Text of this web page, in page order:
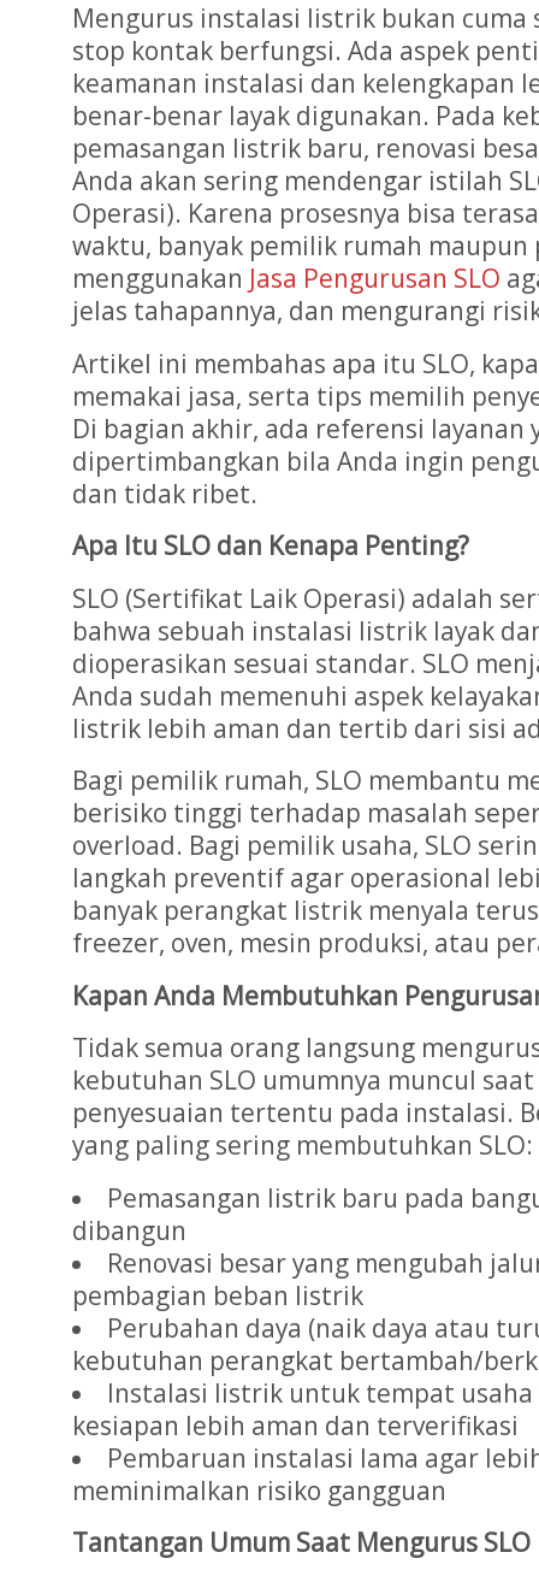
Mengurus instalasi listrik bukan cuma
stop kontak berfungsi. Ada aspek
keamanan instalasi dan kelengkapan
benar-benar layak digunakan. Pada
pemasangan listrik baru, renovasi
Anda akan sering mendengar istilah
Operasi). Karena prosesnya bisa
waktu, banyak pemilik rumah
menggunakan Jasa Pengurusan SLO
jelas tahapannya, dan mengurangi
Artikel ini membahas apa itu SLO,
memakai jasa, serta tips memilih
Di bagian akhir, ada referensi layanan
dipertimbangkan bila Anda ingin
dan tidak ribet.
Apa Itu SLO dan Kenapa Penting?
SLO (Sertifikat Laik Operasi) adalah
bahwa sebuah instalasi listrik layak
dioperasikan sesuai standar. SLO
Anda sudah memenuhi aspek
listrik lebih aman dan tertib dari sisi
Bagi pemilik rumah, SLO membantu
berisiko tinggi terhadap masalah
overload. Bagi pemilik usaha, SLO
langkah preventif agar operasional
banyak perangkat listrik menyala
freezer, oven, mesin produksi, atau
Kapan Anda Membutuhkan
Tidak semua orang langsung
kebutuhan SLO umumnya muncul
penyesuaian tertentu pada instalasi.
yang paling sering membutuhkan SLO:
Pemasangan listrik baru pada
dibangun
Renovasi besar yang mengubah
pembagian beban listrik
Perubahan daya (naik daya atau
kebutuhan perangkat bertambah/
Instalasi listrik untuk tempat
kesiapan lebih aman dan terverifikasi
Pembaruan instalasi lama agar
meminimalkan risiko gangguan
Tantangan Umum Saat Mengurus SLO